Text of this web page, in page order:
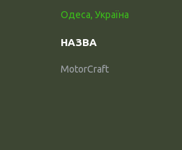
Одеса, Україна
MotorCraft